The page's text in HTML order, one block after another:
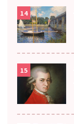
14
15